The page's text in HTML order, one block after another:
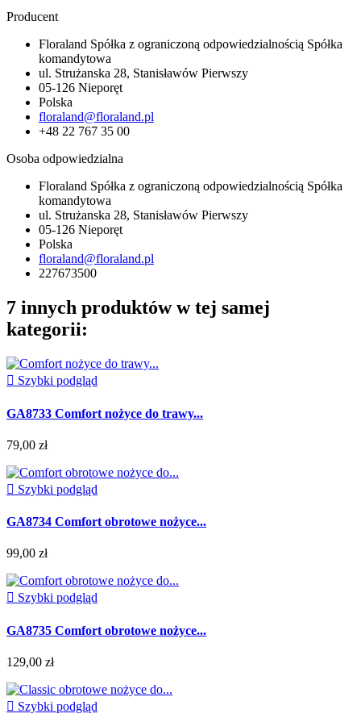
Producent
Floraland Spółka z ograniczoną odpowiedzialnością Spółka
komandytowa
ul. Strużanska 28, Stanisławów Pierwszy
05-126 Nieporęt
Polska
floraland@floraland.pl
+48 22 767 35 00
Osoba odpowiedzialna
Floraland Spółka z ograniczoną odpowiedzialnością Spółka
komandytowa
ul. Strużanska 28, Stanisławów Pierwszy
05-126 Nieporęt
Polska
floraland@floraland.pl
227673500
7 innych produktów w tej samej
kategorii:
 Szybki podgląd
GA8733 Comfort nożyce do trawy...
79,00 zł
 Szybki podgląd
GA8734 Comfort obrotowe nożyce...
99,00 zł
 Szybki podgląd
GA8735 Comfort obrotowe nożyce...
129,00 zł
 Szybki podgląd